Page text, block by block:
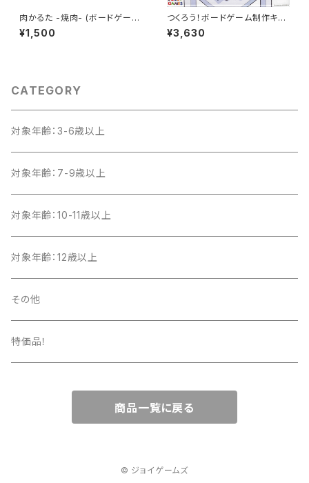
肉かるた -焼肉- (ボードゲーム
カードゲーム) 5歳以上 10分程
度 2-5人
¥1,500
つくろう！ボードゲーム制作キッ
ト (ボードゲーム カードゲーム)
6歳以上 5分以上 1人以上
¥3,630
CATEGORY
対象年齢：3-6歳以上
対象年齢：7-9歳以上
対象年齢：10-11歳以上
対象年齢：12歳以上
その他
特価品！
商品一覧に戻る
© ジョイゲームズ